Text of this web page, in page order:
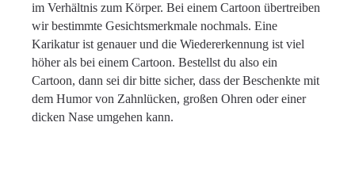
im Verhältnis zum Körper. Bei einem Cartoon übertreiben
wir bestimmte Gesichtsmerkmale nochmals. Eine
Karikatur ist genauer und die Wiedererkennung ist viel
höher als bei einem Cartoon. Bestellst du also ein
Cartoon, dann sei dir bitte sicher, dass der Beschenkte mit
dem Humor von Zahnlücken, großen Ohren oder einer
dicken Nase umgehen kann.